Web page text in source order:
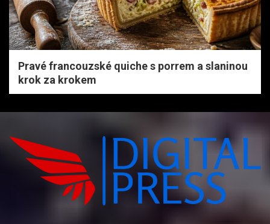
Pravé francouzské quiche s porrem a slaninou
krok za krokem